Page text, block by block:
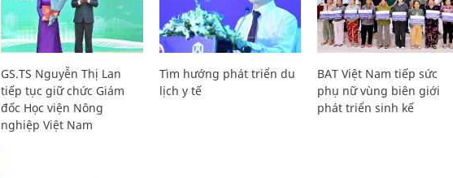
GS.TS Nguyễn Thị Lan
tiếp tục giữ chức Giám
đốc Học viện Nông
nghiệp Việt Nam
Tìm hướng phát triển du
lịch y tế
BAT Việt Nam tiếp sức
phụ nữ vùng biên giới
phát triển sinh kế